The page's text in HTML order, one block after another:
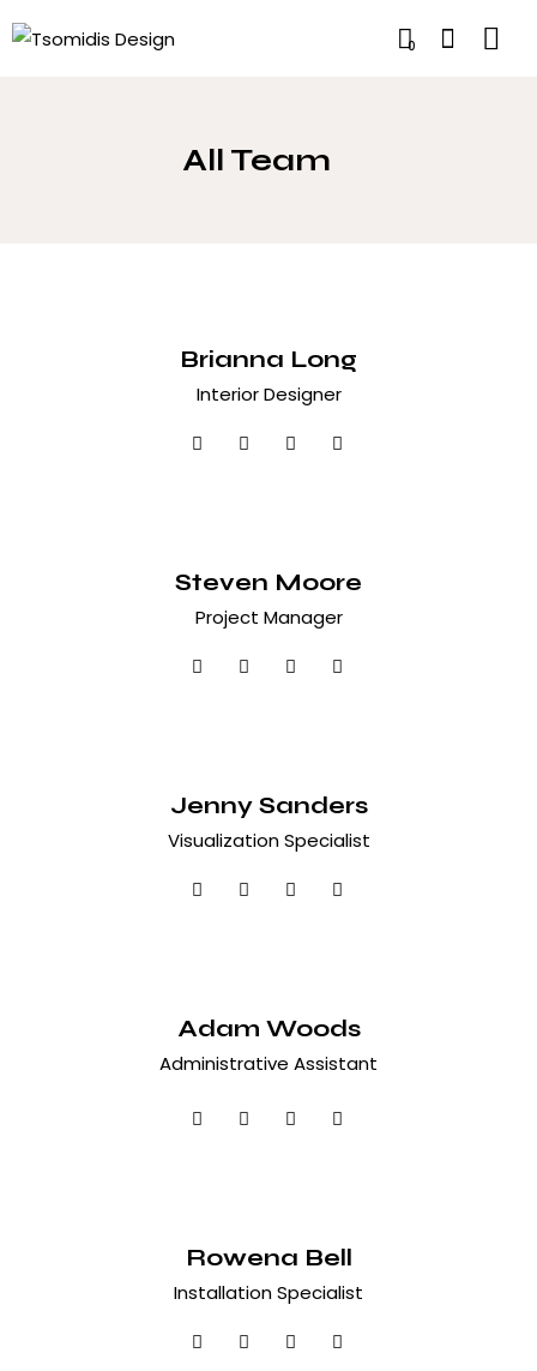
0
All Team
Brianna Long
Interior Designer
Steven Moore
Project Manager
Jenny Sanders
Visualization Specialist
Adam Woods
Administrative Assistant
Rowena Bell
Installation Specialist